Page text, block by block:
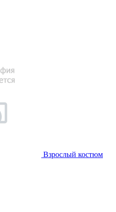
Взрослый костюм